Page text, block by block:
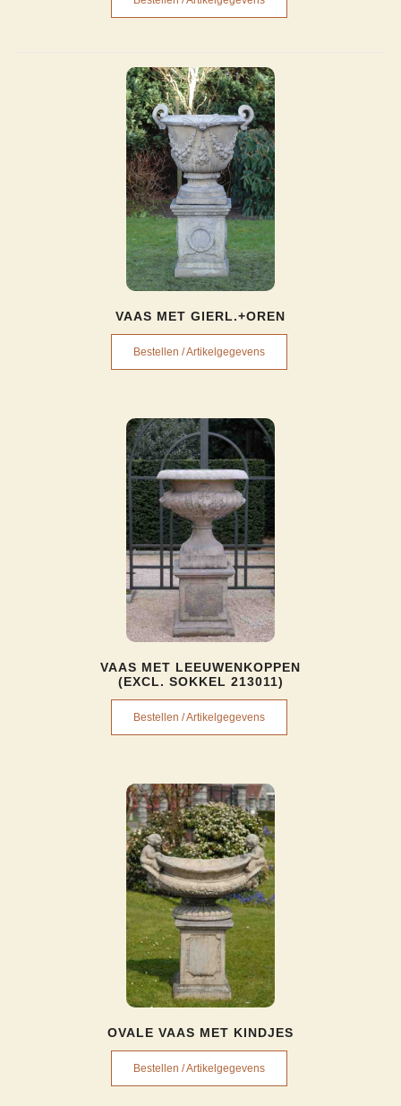
VAAS MET GIERL.+OREN
Bestellen / Artikelgegevens
VAAS MET LEEUWENKOPPEN
(EXCL. SOKKEL 213011)
Bestellen / Artikelgegevens
OVALE VAAS MET KINDJES
Bestellen / Artikelgegevens